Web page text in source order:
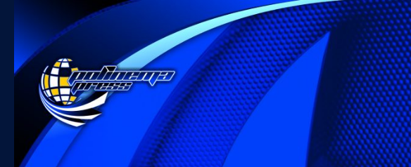
Skip to content